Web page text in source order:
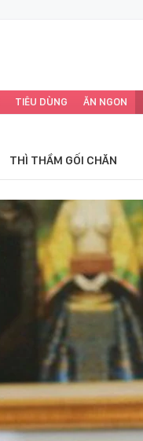
TIÊU DÙNG ĂN NGON
THÌ THẦM GỐI CHĂN